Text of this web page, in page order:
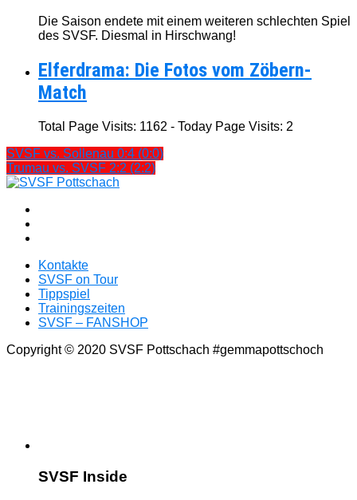
Die Saison endete mit einem weiteren schlechten Spiel
des SVSF. Diesmal in Hirschwang!
Elferdrama: Die Fotos vom Zöbern-
Match
Total Page Visits: 1162 - Today Page Visits: 2
SVSF vs. Sollenau 0:4 (0:0)
Trumau vs. SVSF 2:2 (2:2)
Kontakte
SVSF on Tour
Tippspiel
Trainingszeiten
SVSF – FANSHOP
Copyright © 2020 SVSF Pottschach #gemmapottschoch
SVSF Inside